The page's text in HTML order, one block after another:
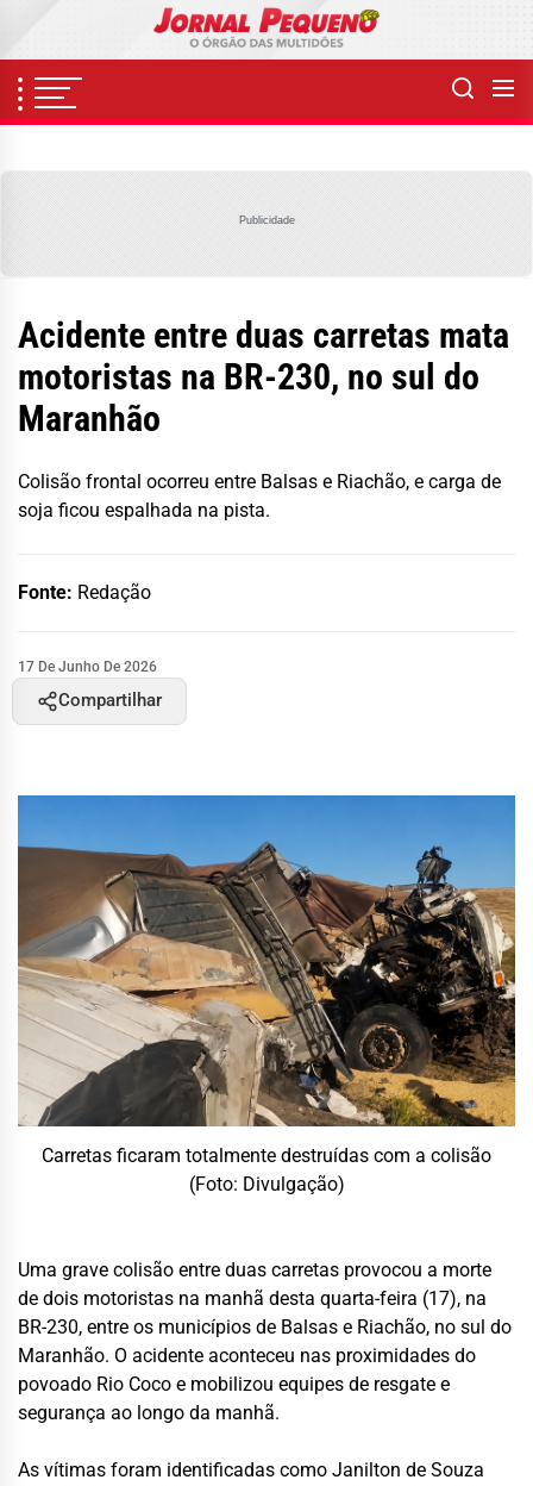
content
Publicidade
Acidente entre duas carretas mata
motoristas na BR-230, no sul do
Maranhão
Colisão frontal ocorreu entre Balsas e Riachão, e carga de
soja ficou espalhada na pista.
Fonte: Redação
17 De Junho De 2026
Compartilhar
Carretas ficaram totalmente destruídas com a colisão
(Foto: Divulgação)
Uma grave colisão entre duas carretas provocou a morte
de dois motoristas na manhã desta quarta-feira (17), na
BR-230, entre os municípios de Balsas e Riachão, no sul do
Maranhão. O acidente aconteceu nas proximidades do
povoado Rio Coco e mobilizou equipes de resgate e
segurança ao longo da manhã.
As vítimas foram identificadas como Janilton de Souza